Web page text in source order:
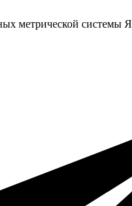
метрической системы